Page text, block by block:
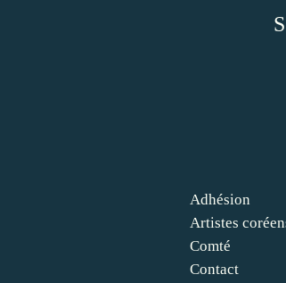
Adhésion
Artistes
Comté
Contact